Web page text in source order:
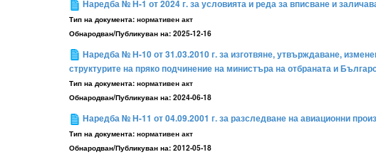
Наредба № Н-1 от 2024 г. за условията и реда за вписване и
Тип на документа: нормативен акт
Обнародван/Публикуван на: 2025-12-16
Наредба № Н-10 от 31.03.2010 г. за изготвяне, утвърждаване,
структурите на пряко подчинение на министъра на отбраната и
Тип на документа: нормативен акт
Обнародван/Публикуван на: 2024-06-18
Наредба № Н-11 от 04.09.2001 г. за разследване на авиационни
Тип на документа: нормативен акт
Обнародван/Публикуван на: 2012-05-18